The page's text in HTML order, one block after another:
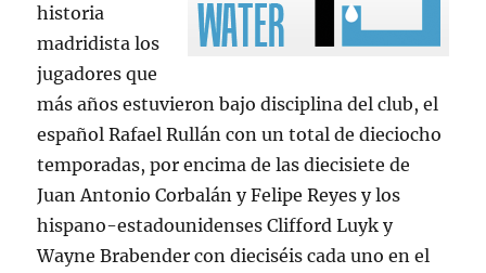
historia
madridista los
jugadores que
más años estuvieron bajo disciplina del club, el
español Rafael Rullán con un total de dieciocho
temporadas, por encima de las diecisiete de
Juan Antonio Corbalán y Felipe Reyes y los
hispano-estadounidenses Clifford Luyk y
Wayne Brabender con dieciséis cada uno en el